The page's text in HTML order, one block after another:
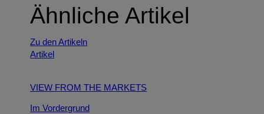
Ähnliche Artikel
Zu den Artikeln
Artikel
VIEW FROM THE MARKETS
Im Vordergrund